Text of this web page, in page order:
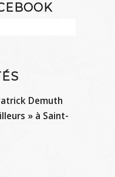
Demuth
» à Saint-